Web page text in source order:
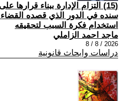
(15) التزام الإدارة ببناء
سنده في الدور الذي قصده القضاء
استخدام فكرة السبب لتحقیقه
ماجد احمد الزاملي
2026 / 8 / 8
دراسات وابحاث قانونية